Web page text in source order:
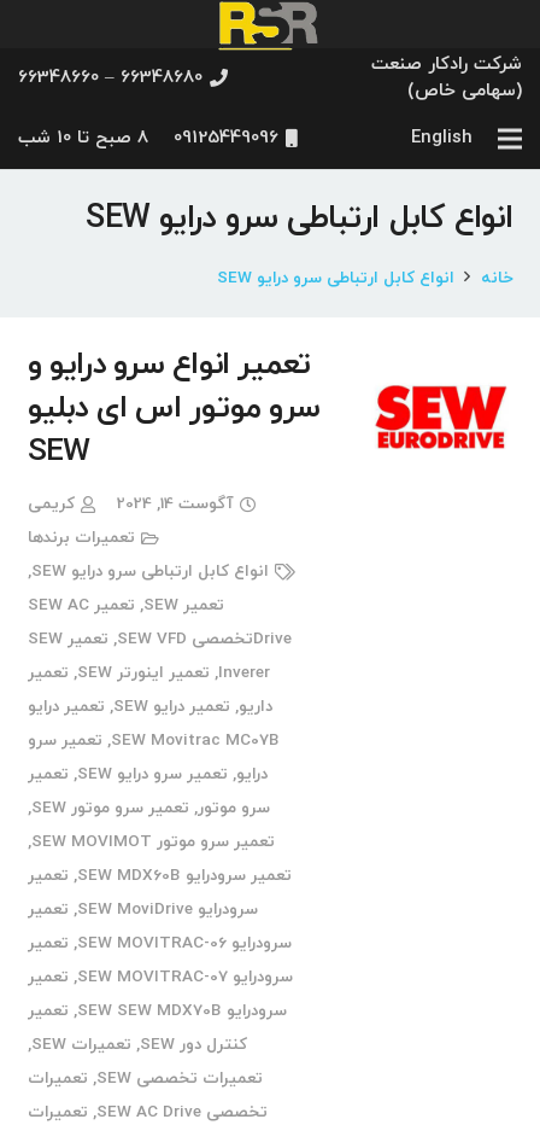
شرکت رادکار صنعت
(سهامی خاص)
66348680 – 66348660
English
09125449096 8 صبح تا 10 شب
انواع کابل ارتباطی سرو درایو SEW
خانه انواع کابل ارتباطی سرو درایو SEW
تعمیر انواع سرو درایو و
سرو موتور اس ای دبلیو
SEW
آگوست 14, 2024
کریمی
تعمیرات برندها
انواع کابل ارتباطی سرو درایو SEW
,
تعمیر SEW
,
تعمیر SEW AC
Driveتخصصی SEW VFD
,
تعمیر SEW
Inverer
, تعمیر اینورتر SEW , تعمیر
داریو, تعمیر درایو SEW , تعمیر درایو
SEW Movitrac MC07B
, تعمیر سرو
درایو, تعمیر سرو درایو SEW , تعمیر
سرو موتور, تعمیر سرو موتور SEW
,
تعمیر سرو موتور SEW MOVIMOT
,
تعمیر سرودرایو SEW MDX60B
, تعمیر
سرودرایو SEW MoviDrive
, تعمیر
سرودرایو SEW MOVITRAC-06
, تعمیر
سرودرایو SEW MOVITRAC-07
, تعمیر
سرودرایو SEW SEW MDX70B
, تعمیر
کنترل دور SEW
, تعمیرات SEW
,
تعمیرات تخصصی SEW
, تعمیرات
تخصصی SEW AC Drive
, تعمیرات